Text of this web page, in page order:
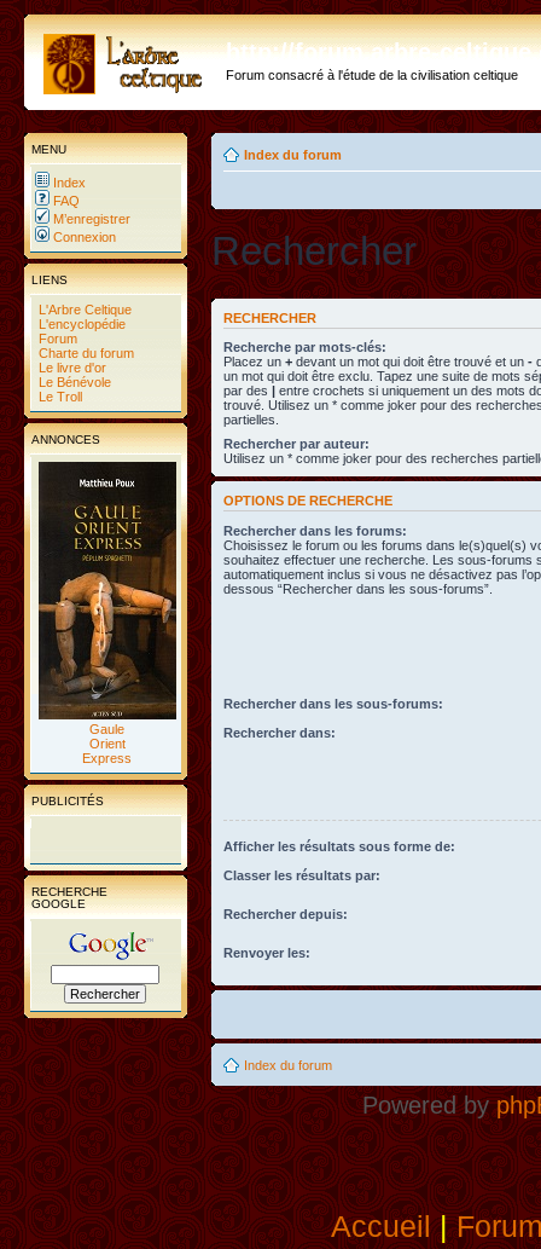
http://forum.arbre-
Forum consacré à l'étude de la civilisation celtique
MENU
Index
FAQ
M’enregistrer
Connexion
LIENS
L'Arbre Celtique
L'encyclopédie
Forum
Charte du forum
Le livre d'or
Le Bénévole
Le Troll
ANNONCES
Gaule
Orient
Express
PUBLICITÉS
RECHERCHE
GOOGLE
Index du forum
Rechercher
RECHERCHER
Recherche par mots-clés:
Placez un + devant un mot qui doit être trouvé et un -
un mot qui doit être exclu. Tapez une suite de mots
par des | entre crochets si uniquement un des mots
trouvé. Utilisez un * comme joker pour des
partielles.
Rechercher par auteur:
Utilisez un * comme joker pour des recherches
OPTIONS DE RECHERCHE
Rechercher dans les forums:
Choisissez le forum ou les forums dans le(s)quel(s)
souhaitez effectuer une recherche. Les sous-forums
automatiquement inclus si vous ne désactivez pas
dessous “Rechercher dans les sous-forums”.
Rechercher dans les sous-forums:
Rechercher dans:
Afficher les résultats sous forme de:
Classer les résultats par:
Rechercher depuis:
Renvoyer les:
Index du forum
Powered by
Accueil|